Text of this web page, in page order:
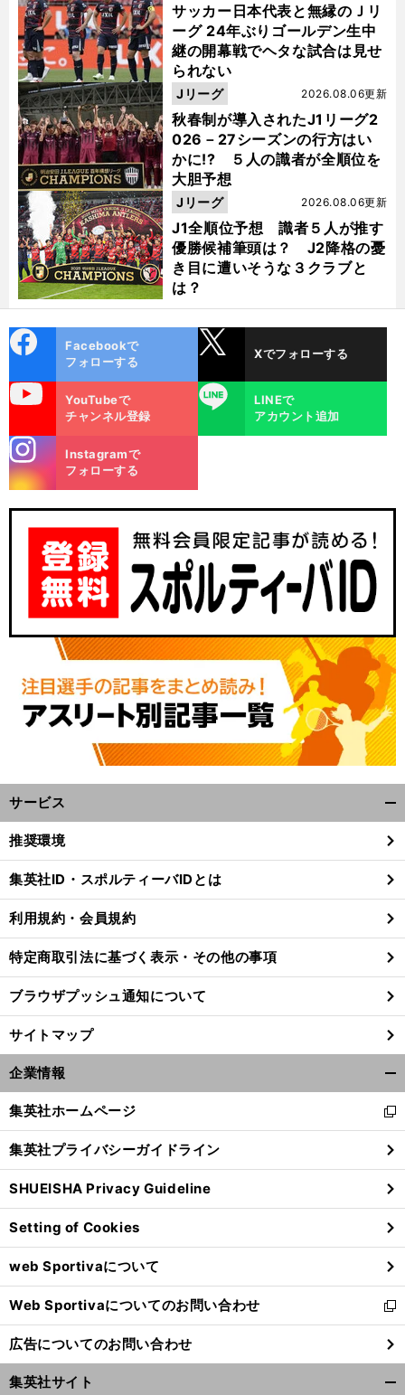
。
前
サッカー日本代表と無縁のＪリ
ーグ 24年ぶりゴールデン生中
継の開幕戦でヘタな試合は見せ
られない
秋春制が導入されたJ1リーグ2
026－27シーズンの行方はい
かに!? ５人の識者が全順位を
大胆予想
2026.08.06更新
Jリーグ
J1全順位予想 識者５人が推す
優勝候補筆頭は？ J2降格の憂
き目に遭いそうな３クラブと
は？
2026.08.06更新
Jリーグ
ok
Facebookで
フォローする
Xでフォローする
YouTubeで
チャンネル登録
LINE
LINEで
アカウント追加
m
Instagramで
フォローする
サービス
閉
る
推奨環境
集英社ID・スポルティーバIDとは
利用規約・会員規約
特定商取引法に基づく表示・その他の事項
ブラウザプッシュ通知について
サイトマップ
企業情報
閉
る
集英社ホームページ
新
し
い
ウ
ィ
ン
ド
ウ
で
開
く
集英社プライバシーガイドライン
SHUEISHA Privacy Guideline
Setting of Cookies
web Sportivaについて
Web Sportivaについてのお問い合わせ
新
し
い
ウ
ィ
広告についてのお問い合わせ
集英社サイト